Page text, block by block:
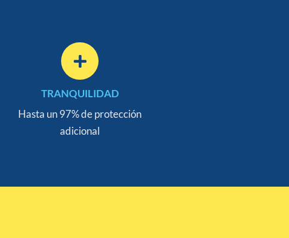
TRANQUILIDAD
Hasta un 97% de protección
adicional
Hasta Un 97% De Protección